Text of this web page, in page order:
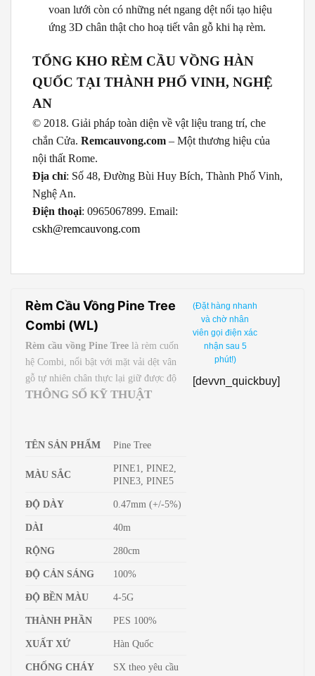
voan lưới còn có những nét ngang dệt nổi tạo hiệu
ứng 3D chân thật cho hoạ tiết vân gỗ khi hạ rèm.
TỔNG KHO RÈM CẦU VỒNG HÀN
QUỐC TẠI THÀNH PHỐ VINH, NGHỆ
AN
© 2018. Giải pháp toàn diện về vật liệu trang trí, che
chắn Cửa. Remcauvong.com – Một thương hiệu của
nội thất Rome.
Địa chỉ: Số 48, Đường Bùi Huy Bích, Thành Phố Vinh,
Nghệ An.
Điện thoại: 0965067899. Email:
cskh@remcauvong.com
Rèm Cầu Vồng Pine Tree
Combi (WL)
Rèm cầu vồng Pine Tree là rèm cuốn
hệ Combi, nổi bật với mặt vải dệt vân
gỗ tự nhiên chân thực lại giữ được độ
cản sáng tốt.
THÔNG SỐ KỸ THUẬT
TÊN SẢN PHẨM Pine Tree
MÀU SẮC
PINE1, PINE2,
PINE3, PINE5
ĐỘ DÀY 0.47mm (+/-5%)
DÀI 40m
RỘNG 280cm
ĐỘ CẢN SÁNG 100%
ĐỘ BỀN MÀU 4-5G
THÀNH PHẦN PES 100%
XUẤT XỨ Hàn Quốc
CHỐNG CHÁY SX theo yêu cầu
(Đặt hàng nhanh
và chờ nhân
viên gọi điện xác
nhận sau 5
phút!)
[devvn_quickbuy]